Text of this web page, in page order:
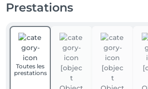
🌿 Produits ODEN – Beauté locale &
ODEN est une marque française de
naturels, fabriqués à partir de
France. Huiles végétales pures,
botaniques : des formules
traçables.Oden est une marque
cosmétiques naturels et bio, qui met à
Prestations
Toutes les
prestations